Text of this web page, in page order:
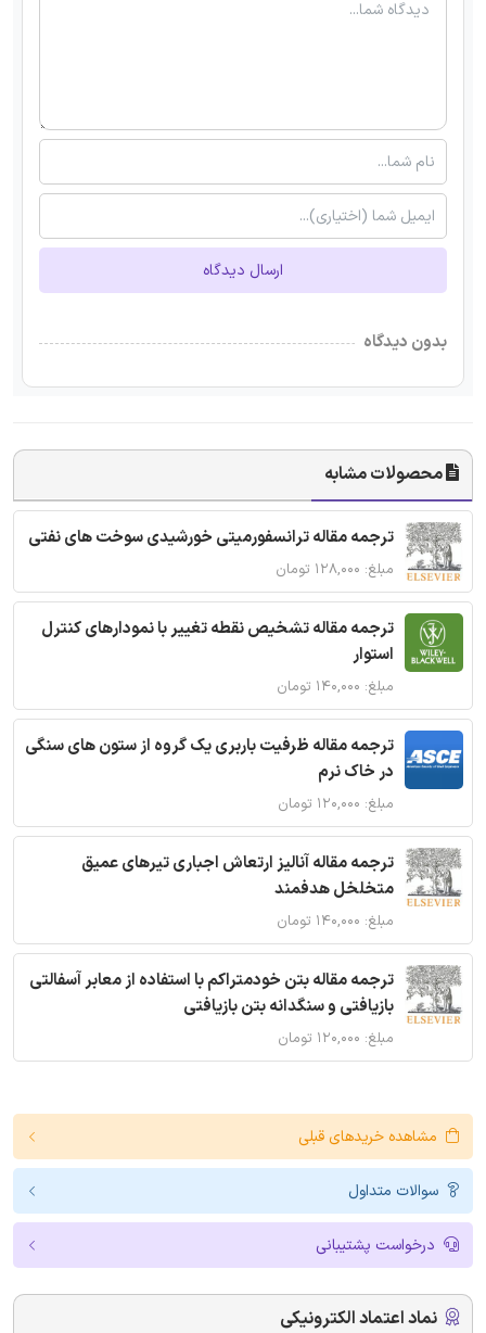
ارسال دیدگاه
بدون دیدگاه
محصولات مشابه
ترجمه مقاله ترانسفورمیتی خورشیدی سوخت های نفتی
مبلغ: ۱۲۸,۰۰۰ تومان
ترجمه مقاله تشخیص نقطه تغییر با نمودارهای کنترل
استوار
مبلغ: ۱۴۰,۰۰۰ تومان
ترجمه مقاله ظرفیت باربری یک گروه از ستون های سنگی
در خاک نرم
مبلغ: ۱۲۰,۰۰۰ تومان
ترجمه مقاله آنالیز ارتعاش اجباری تیرهای عمیق
متخلخل هدفمند
مبلغ: ۱۴۰,۰۰۰ تومان
ترجمه مقاله بتن خودمتراکم با استفاده از معابر آسفالتی
بازیافتی و سنگدانه بتن بازیافتی
مبلغ: ۱۲۰,۰۰۰ تومان
مشاهده خریدهای قبلی
سوالات متداول
درخواست پشتیبانی
نماد اعتماد الکترونیکی